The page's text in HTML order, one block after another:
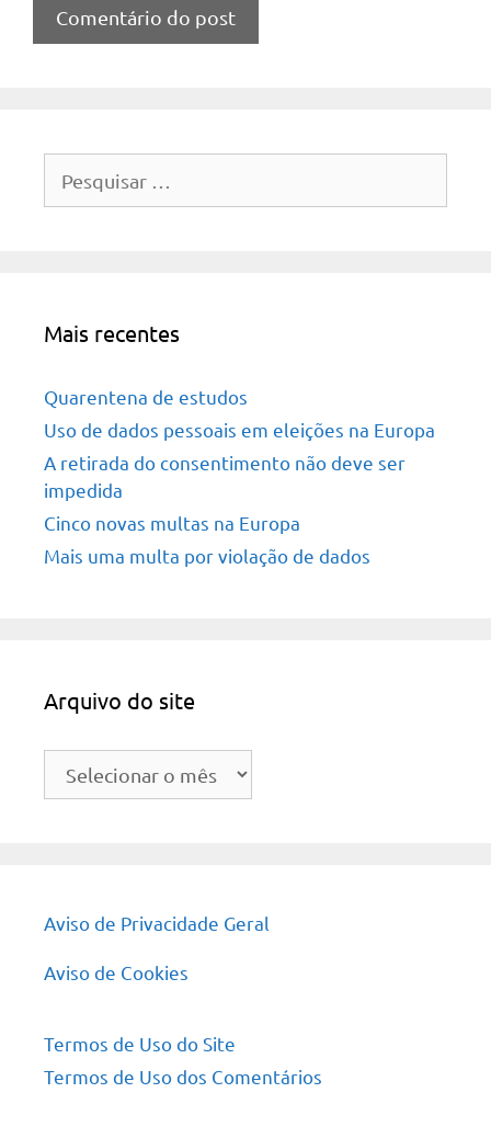
por:
Mais recentes
Quarentena de estudos
Uso de dados pessoais em eleições na Europa
A retirada do consentimento não deve ser
impedida
Cinco novas multas na Europa
Mais uma multa por violação de dados
Arquivo do site
Arquivo
Aviso de Privacidade Geral
Aviso de Cookies
Termos de Uso do Site
Termos de Uso dos Comentários